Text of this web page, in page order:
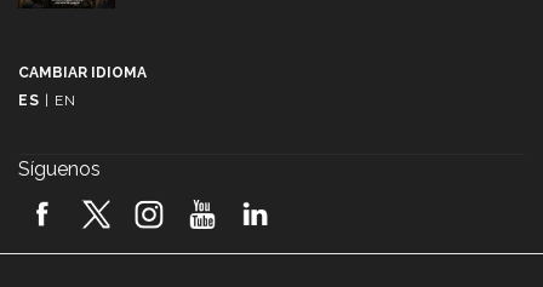
2026! (video)
CAMBIAR IDIOMA
ES | EN
Síguenos